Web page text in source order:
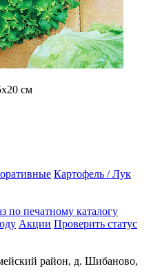
см
Картофель / Лук
по печатному каталогу
Акции Проверить статус
район, д. Шибаново,